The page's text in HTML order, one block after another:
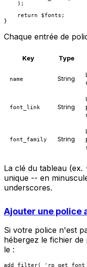
    );
    return $fonts;
Chaque entrée de
Key Type
name String
font_link String
font_family String
La clé du tableau (ex.
unique -- en
underscores.
Ajouter une police
Si votre police n'est
hébergez le fichier
le :
add_filter(